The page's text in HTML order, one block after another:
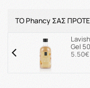
ΤΟ Phancy ΣΑΣ
Gel
5.50€